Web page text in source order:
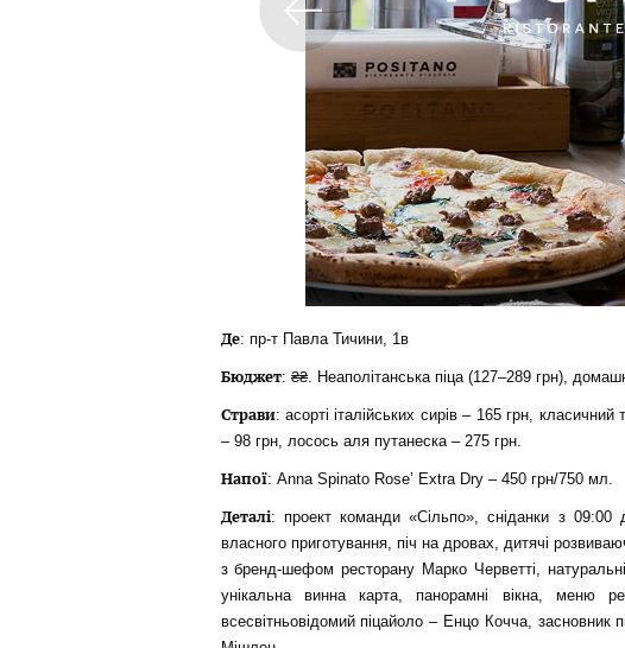
Де: пр-т Павла Тичини, 1в
Бюджет: ₴₴. Неаполітанська піца (127–289 грн),
Страви: асорті італійських сирів – 165 грн,
– 98 грн, лосось аля путанеска – 275 грн.
Напої: Anna Spinato Rose’ Extra Dry – 450 грн/750 мл.
Деталі: проект команди «Сільпо», сніданки з 09:00
власного приготування, піч на дровах, дитячі
з бренд-шефом ресторану Марко Черветті,
унікальна винна карта, панорамні вікна, меню
всесвітньовідомий піцайоло – Енцо Кочча, засновник